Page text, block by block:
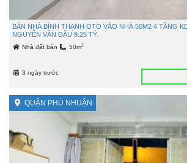
BÁN NHÀ BÌNH THẠNH OTO VÀO NHÀ 50M2 4 TẦNG
NGUYỄN VĂN ĐẬU 9.25 TỶ.
Nhà đất bán 50m2
3 ngày trước
QUẬN PHÚ NHUẬN